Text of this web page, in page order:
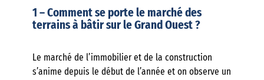
1 – Comment se porte le marché des
terrains à bâtir sur le Grand Ouest ?
Le marché de l’immobilier et de la construction
s’anime depuis le début de l’année et on observe un